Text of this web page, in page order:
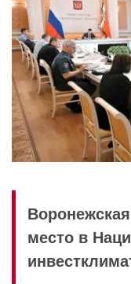
место в